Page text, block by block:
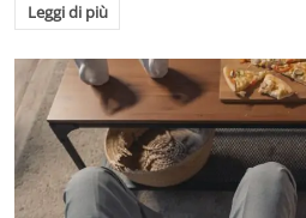
Leggi di più